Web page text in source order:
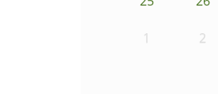
1 2